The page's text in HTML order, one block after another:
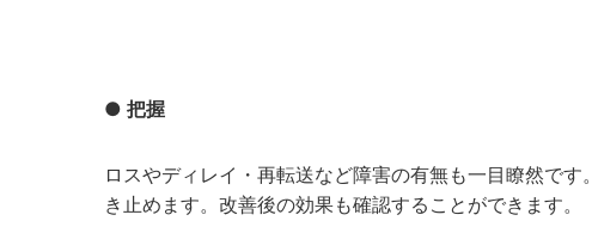
● 把握
ロスやディレイ・再転送など障害の有無も一目瞭然で
き止めます。改善後の効果も確認することができます。